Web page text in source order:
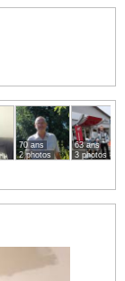
70 ans
2 photos
63 ans
3 photos